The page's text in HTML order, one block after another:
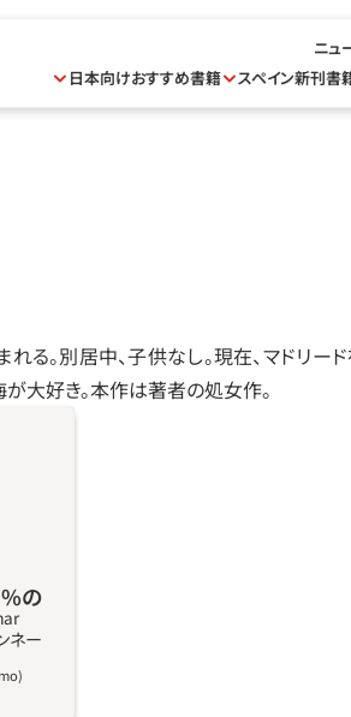
ニュ
日本向けおすすめ書籍
スペイン新刊書
る。別居中、子供なし。現在、マドリ
大好き。本作は著者の処女作。
家
しに
てい
た
と
ィア
が
っか
ディ
リ
の
ネー